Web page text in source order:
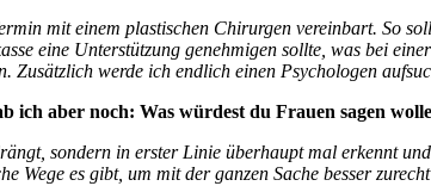
mit einem plastischen Chirurgen vereinbart. So
eine Unterstützung genehmigen sollte, was bei
werde ich endlich einen Psychologen
aber noch: Was würdest du Frauen sagen
sondern in erster Linie überhaupt mal erkennt
es gibt, um mit der ganzen Sache besser